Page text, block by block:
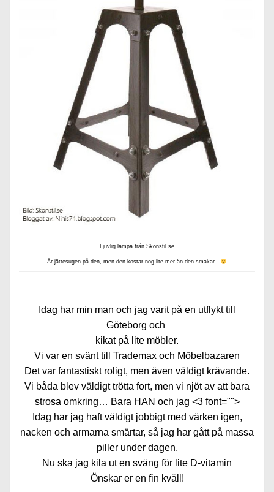
Ljuvlig lampa från Skonstil.se
Är jättesugen på den, men den kostar nog lite mer än den smakar..
Idag har min man och jag varit på en utflykt till
Göteborg och
kikat på lite möbler.
Vi var en svänt till Trademax och Möbelbazaren
Det var fantastiskt roligt, men även väldigt krävande.
Vi båda blev väldigt trötta fort, men vi njöt av att bara
strosa omkring… Bara HAN och jag <3 font="">
Idag har jag haft väldigt jobbigt med värken igen,
nacken och armarna smärtar, så jag har gått på massa
piller under dagen.
Nu ska jag kila ut en sväng för lite D-vitamin
Önskar er en fin kväll!